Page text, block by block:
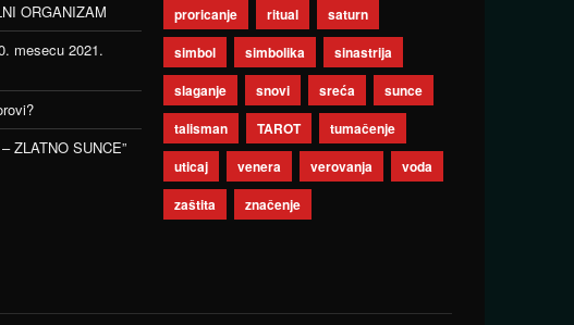
ORGANIZAM
mesecu 2021.
ZLATNO SUNCE”
proricanje
ritual
saturn
simbol
simbolika
sinastrija
slaganje
snovi sreća
sunce
talisman
TAROT
tumačenje
uticaj
venera verovanja
voda
zaštita
značenje